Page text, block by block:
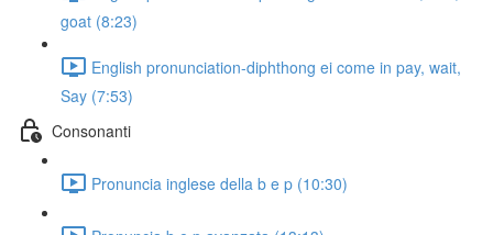
goat (8:23)
English pronunciation-diphthong ei come in pay, wait,
Say (7:53)
Consonanti
Pronuncia inglese della b e p (10:30)